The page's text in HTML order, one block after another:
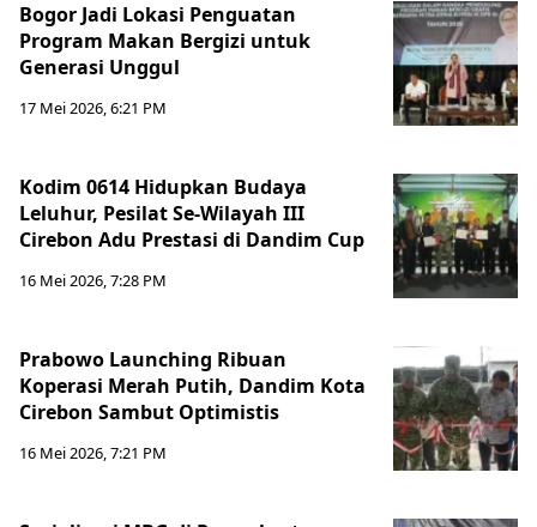
Bogor Jadi Lokasi Penguatan
Program Makan Bergizi untuk
Generasi Unggul
17 Mei 2026, 6:21 PM
Kodim 0614 Hidupkan Budaya
Leluhur, Pesilat Se-Wilayah III
Cirebon Adu Prestasi di Dandim Cup
16 Mei 2026, 7:28 PM
Prabowo Launching Ribuan
Koperasi Merah Putih, Dandim Kota
Cirebon Sambut Optimistis
16 Mei 2026, 7:21 PM